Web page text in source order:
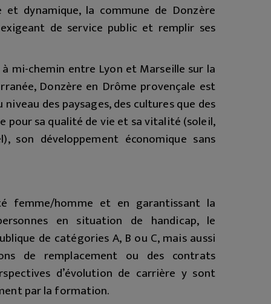
dynamique, la commune de Donzère
de service public et remplir ses
mi-chemin entre Lyon et Marseille sur la
Donzère en Drôme provençale est
des paysages, des cultures que des
pour sa qualité de vie et sa vitalité (soleil,
son développement économique sans
femme/homme et en garantissant la
en situation de handicap, le
de catégories A, B ou C, mais aussi
de remplacement ou des contrats
d’évolution de carrière y sont
par la formation.